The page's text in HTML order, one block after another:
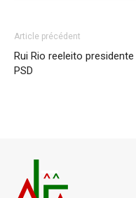
Article précédent
Rui Rio reeleito presidente
PSD